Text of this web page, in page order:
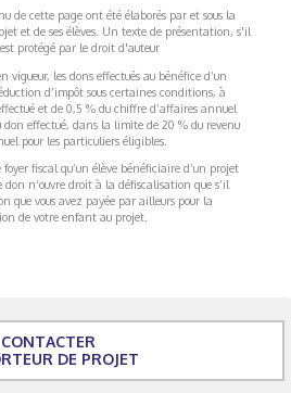
de cette page ont été élaborés par et sous la
et de ses élèves. Un texte de présentation, s'il
protégé par le droit d'auteur
les dons effectués au bénéfice d’un
d’impôt sous certaines conditions, à
et de 0,5 % du chiffre d’affaires annuel
don effectué, dans la limite de 20 % du revenu
pour les particuliers éligibles.
fiscal qu’un élève bénéficiaire d’un projet
n’ouvre droit à la défiscalisation que s’il
que vous avez payée par ailleurs pour la
de votre enfant au projet.
CONTACTER
DE PROJET